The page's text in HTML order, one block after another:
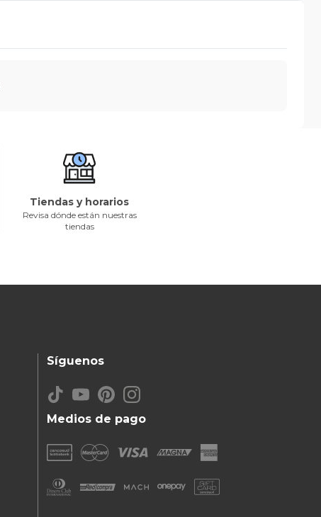
Tiendas y horarios
Revisa dónde están nuestras
tiendas
Medios de pago
Síguenos